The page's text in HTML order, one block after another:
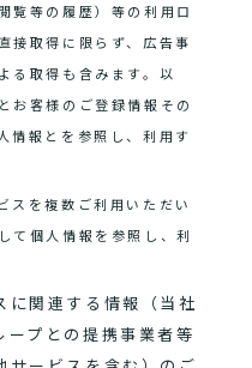
覧等の履歴）等の利用ロ
接取得に限らず、広告事
る取得も含みます。以
お客様のご登録情報その
情報とを参照し、利用す
スを複数ご利用いただい
て個人情報を参照し、利
に関連する情報（当社
プとの提携事業者等